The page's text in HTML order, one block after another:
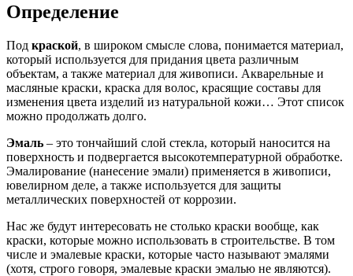
Определение
Под краской, в широком смысле слова, понимается материал,
который используется для придания цвета различным
объектам, а также материал для живописи. Акварельные и
масляные краски, краска для волос, красящие составы для
изменения цвета изделий из натуральной кожи… Этот список
можно продолжать долго.
Эмаль – это тончайший слой стекла, который наносится на
поверхность и подвергается высокотемпературной обработке.
Эмалирование (нанесение эмали) применяется в живописи,
ювелирном деле, а также используется для защиты
металлических поверхностей от коррозии.
Нас же будут интересовать не столько краски вообще, как
краски, которые можно использовать в строительстве. В том
числе и эмалевые краски, которые часто называют эмалями
(хотя, строго говоря, эмалевые краски эмалью не являются).